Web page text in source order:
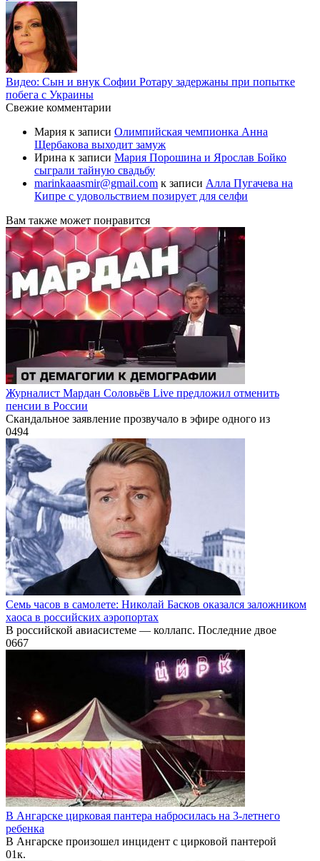
Видео: Сын и внук Софии Ротару задержаны при попытке
побега с Украины
Свежие комментарии
Мария к записи Олимпийская чемпионка Анна
Щербакова выходит замуж
Ирина к записи Мария Порошина и Ярослав Бойко
сыграли тайную свадьбу
marinkaaasmir@gmail.com к записи Алла Пугачева на
Кипре с удовольствием позирует для селфи
Вам также может понравится
Журналист Мардан Соловьёв Live предложил отменить
пенсии в России
Скандальное заявление прозвучало в эфире одного из
0494
Семь часов в самолете: Николай Басков оказался заложником
хаоса в российских аэропортах
В российской авиасистеме — коллапс. Последние двое
0667
В Ангарске цирковая пантера набросилась на 3-летнего
ребенка
В Ангарске произошел инцидент с цирковой пантерой
01к.